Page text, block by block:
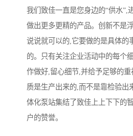
我们致佳一直是您身边的“供水”,
做出更多更精的产品。创新不是
说说就可以的,它要做的是具体的
的。只有关注企业活动中的每个
作做好,留心细节,并给予足够的
质是生产出来的,而不是靠检验出
体化泵站集结了致佳上上下下的
户的赞誉。